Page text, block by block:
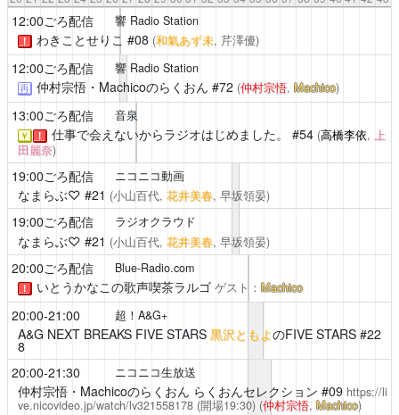
12:00ごろ配信 響 Radio Station
！ わきことせりこ #08 (和氣あず未, 芹澤優)
12:00ごろ配信 響 Radio Station
再 仲村宗悟・Machicoのらくおん #72 (仲村宗悟, Machico)
13:00ごろ配信 音泉
￥ ！ 仕事で会えないからラジオはじめました。 #54 (高橋李依, 上
田麗奈)
19:00ごろ配信 ニコニコ動画
なまらぶ♡ #21 (小山百代, 花井美春, 早坂領晏)
19:00ごろ配信 ラジオクラウド
なまらぶ♡ #21 (小山百代, 花井美春, 早坂領晏)
20:00ごろ配信 Blue-Radio.com
！ いとうかなこの歌声喫茶ラルゴ ゲスト： Machico
20:00-21:00 超！A&G+
A&G NEXT BREAKS FIVE STARS 黒沢ともよのFIVE STARS #22
8
20:00-21:30
ニコニコ生放送
仲村宗悟・Machicoのらくおん らくおんセレクション #09 https://li
ve.nicovideo.jp/watch/lv321558178(開場19:30) (仲村宗悟, Machico)